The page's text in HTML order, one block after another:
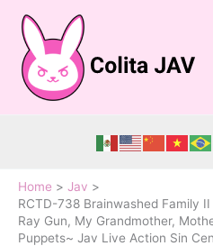
content
Home
Jav
RCTD-738 Brainwashed Family
Ray Gun, My Grandmother,
Puppets~ Jav Live Action Sin